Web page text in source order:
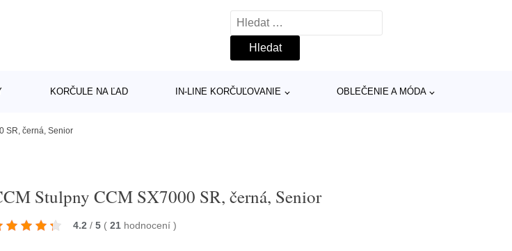
Vyhledávání
KORČULE NA ĽAD IN-LINE KORČUĽOVANIE OBLEČENIE A MÓDA
SR, černá, Senior
Stulpny CCM SX7000 SR, černá, Senior
4.2 / 5 ( 21 hodnocení)